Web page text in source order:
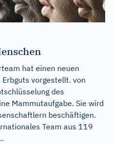
hat einen neuen
vorgestellt. von
des
Mammutaufgabe. Sie wird
beschäftigen.
Team aus 119